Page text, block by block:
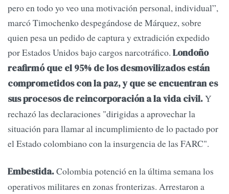
pero en todo yo veo una motivación personal, individual”,
marcó Timochenko despegándose de Márquez, sobre
quien pesa un pedido de captura y extradición expedido
por Estados Unidos bajo cargos narcotráfico. Londoño
reafirmó que el 95% de los desmovilizados están
comprometidos con la paz, y que se encuentran es
sus procesos de reincorporación a la vida civil.Y
rechazó las declaraciones "dirigidas a aprovechar la
situación para llamar al incumplimiento de lo pactado por
el Estado colombiano con la insurgencia de las FARC".
Embestida.Colombia potenció en la última semana los
operativos militares en zonas fronterizas. Arrestaron a